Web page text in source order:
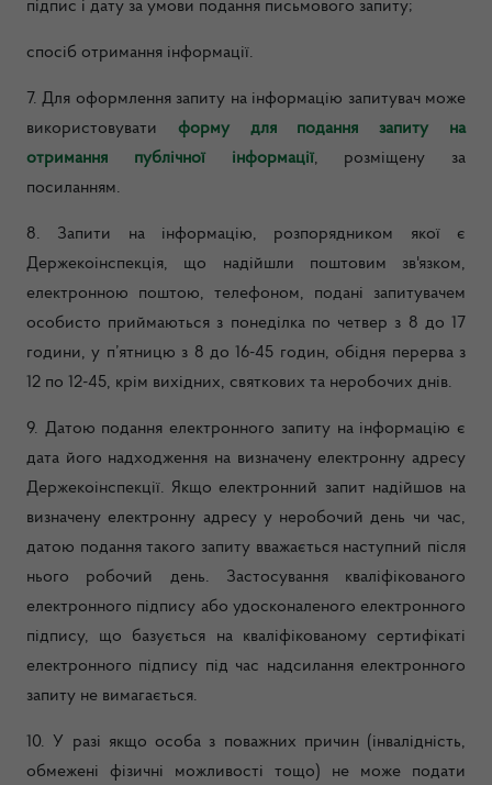
підпис і дату за умови подання письмового запиту;
спосіб отримання інформації.
7. Для оформлення запиту на інформацію запитувач може
використовувати форму для подання запиту на
отримання публічної інформації, розміщену за
посиланням.
8. Запити на інформацію, розпорядником якої є
Держекоінспекція, що надійшли поштовим зв'язком,
електронною поштою, телефоном, подані запитувачем
особисто приймаються з понеділка по четвер з 8 до 17
години, у п’ятницю з 8 до 16-45 годин, обідня перерва з
12 по 12-45, крім вихідних, святкових та неробочих днів.
9. Датою подання електронного запиту на інформацію є
дата його надходження на визначену електронну адресу
Держекоінспекції. Якщо електронний запит надійшов на
визначену електронну адресу у неробочий день чи час,
датою подання такого запиту вважається наступний після
нього робочий день. Застосування кваліфікованого
електронного підпису або удосконаленого електронного
підпису, що базується на кваліфікованому сертифікаті
електронного підпису під час надсилання електронного
запиту не вимагається.
10. У разі якщо особа з поважних причин (інвалідність,
обмежені фізичні можливості тощо) не може подати